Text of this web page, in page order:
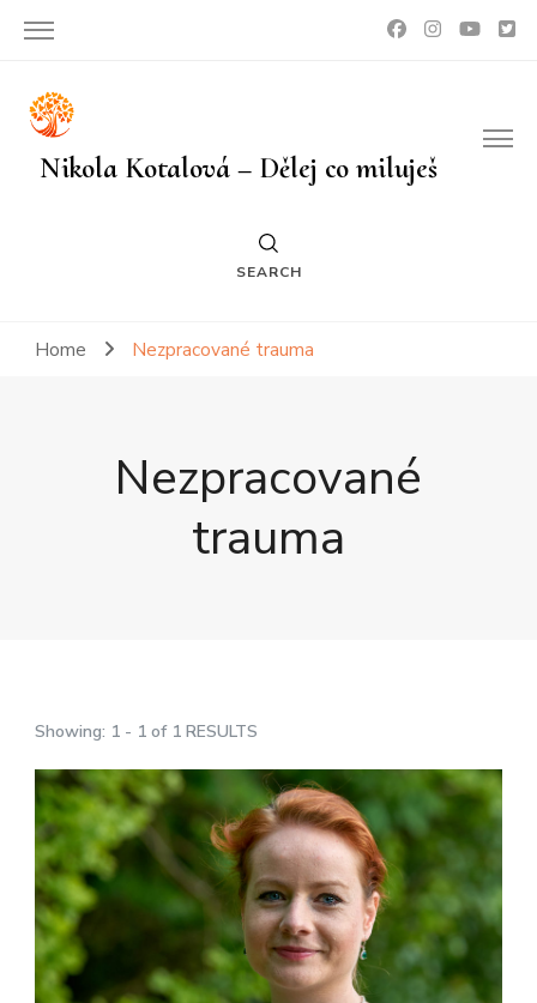
Nikola Kotalová – Dělej co miluješ
SEARCH
Home Nezpracované trauma
Nezpracované
trauma
Showing: 1 - 1 of 1 RESULTS